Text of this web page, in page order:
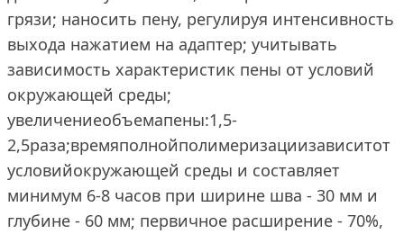
грязи; наносить пену, регулируя интенсивность
выхода нажатием на адаптер; учитывать
зависимость характеристик пены от условий
окружающей среды;
увеличениеобъемапены:1,5-
2,5раза;времяполнойполимеризациизависитот
условийокружающей среды и составляет
минимум 6-8 часов при ширине шва - 30 мм и
глубине - 60 мм; первичное расширение - 70%,